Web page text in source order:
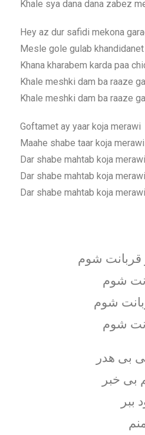
Khale sya dana dana zabez
Hey az dur safidi mekona
Mesle gole gulab khandidanet
Khana kharabem karda paa
Khale meshki dam ba raaze
Khale meshki dam ba raaze
Goftamet ay yaar koja merawi
Maahe shabe taar koja merawi
Dar shabe mahtab koja merawi
Dar shabe mahtab koja merawi
Dar shabe mahtab koja merawi
قربانت شوم
شوم
شوم
شوم
بی هدر
بی خبر
ببر